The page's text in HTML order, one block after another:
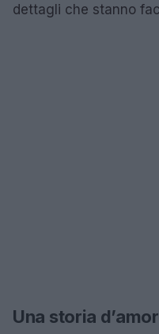
dettagli che stanno
Una storia